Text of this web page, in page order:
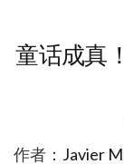
童话成真
作者： Javier